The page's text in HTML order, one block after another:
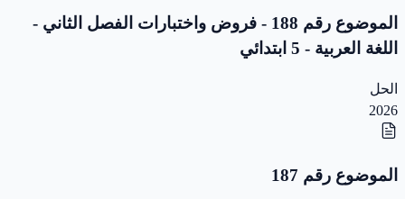
الموضوع رقم 188 - فروض واختبارات الفصل الثاني -
اللغة العربية - 5 ابتدائي
الحل
2026
الموضوع رقم 187